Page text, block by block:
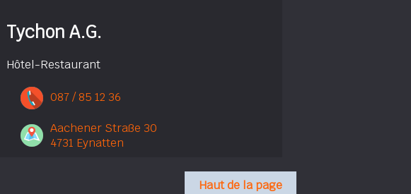
Tychon A.G.
Hôtel-Restaurant
087 / 85 12 36
Aachener Straße 30
4731 Eynatten
Haut de la page